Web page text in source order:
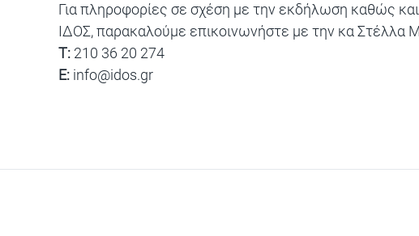
Για πληροφορίες σε σχέση με την εκδήλωση καθώς
ΙΔΟΣ, παρακαλούμε επικοινωνήστε με την κα Στέλλα
T:210 36 20 274
E: info@idos.gr